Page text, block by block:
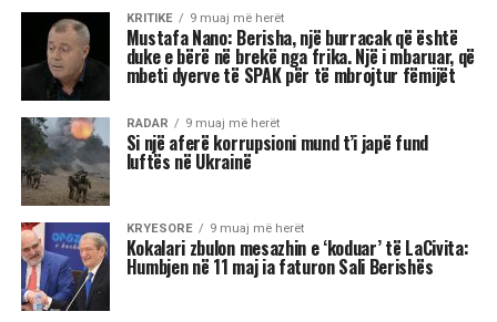
Peshores dhe Marsin që po futet në Akrep,
universi na fton të kërkojmë ekuilibër, të
rigjejmë veten dhe të marrim vendime që do të
na ndikojnë për muaj me radhë.
“Është ekuinoksi i vjeshtës, dita barazohet me
natën dhe na fton në reflektim”, tha Shehu, duke
nënvizuar se kjo javë do të shënohet nga
tensione, lëvizje të papritura, dinamizëm në
marrëdhënie dhe sfida ekonomike. Për disa